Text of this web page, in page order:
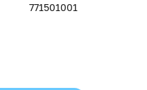
771501001